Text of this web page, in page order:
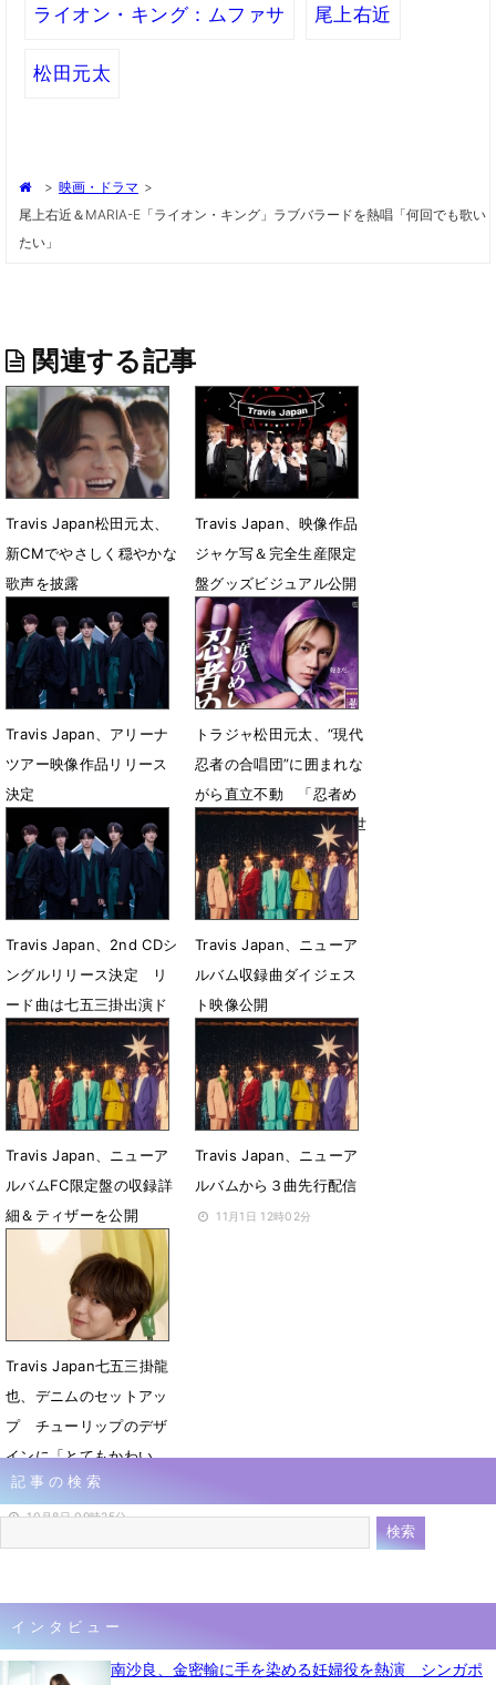
ライオン・キング：ムファサ 尾上右近
松田元太
> 映画・ドラマ >
尾上右近＆MARIA-E「ライオン・キング」ラブバラードを熱唱「何回でも歌い
たい」
関連する記事
Travis Japan松田元太、
新CMでやさしく穏やかな
歌声を披露
7月28日 12時22分
Travis Japan、映像作品
ジャケ写＆完全生産限定
盤グッズビジュアル公開
6月5日 20時04分
Travis Japan、アリーナ
ツアー映像作品リリース
決定
5月24日 21時09分
トラジャ松田元太、“現代
忍者の合唱団”に囲まれな
がら直立不動 「忍者め
し」新CMでシュールな世
界観を展開
4月22日 11時10分
Travis Japan、2nd CDシ
ングルリリース決定 リ
ード曲は七五三掛出演ド
ラマ挿入歌
1月4日 23時31分
Travis Japan、ニューア
ルバム収録曲ダイジェス
ト映像公開
11月19日 19時30分
Travis Japan、ニューア
ルバムFC限定盤の収録詳
細＆ティザーを公開
11月8日 14時25分
Travis Japan、ニューア
ルバムから３曲先行配信
11月1日 12時02分
Travis Japan七五三掛龍
也、デニムのセットアッ
プ チューリップのデザ
インに「とてもかわい
い」
10月8日 09時25分
記事の検索
インタビュー
南沙良、金密輸に手を染める妊婦役を熱演 シンガポ